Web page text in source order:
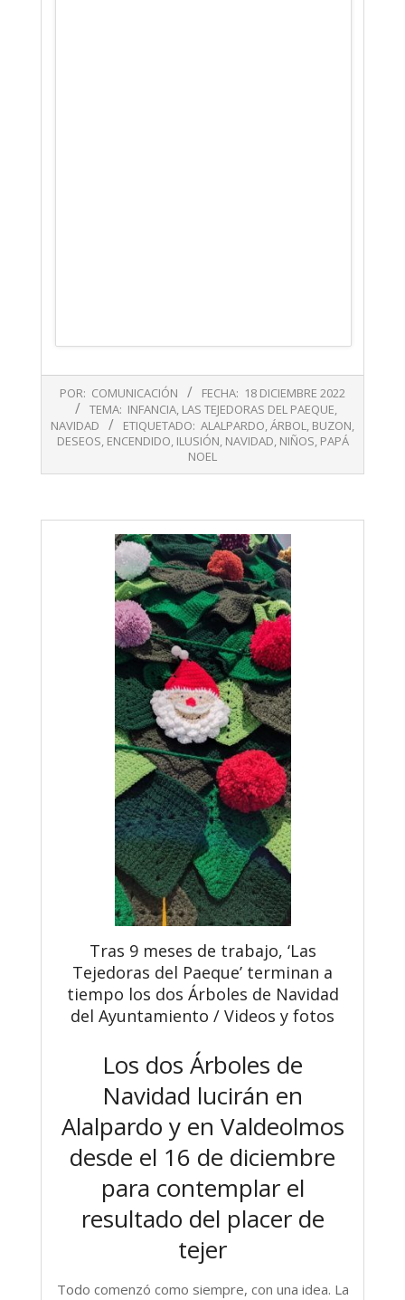
12-
18
POR: COMUNICACIÓN FECHA: 18 DICIEMBRE 2022
TEMA: INFANCIA, LAS TEJEDORAS DEL PAEQUE,
NAVIDAD
ETIQUETADO: ALALPARDO,ÁRBOL, BUZON,
DESEOS, ENCENDIDO, ILUSIÓN, NAVIDAD, NIÑOS, PAPÁ
NOEL
Tras 9 meses de trabajo, ‘Las
Tejedoras del Paeque’ terminan a
tiempo los dos Árboles de Navidad
del Ayuntamiento / Videos y fotos
Los dos Árboles de
Navidad lucirán en
Alalpardo y en Valdeolmos
desde el 16 de diciembre
para contemplar el
resultado del placer de
tejer
Todo comenzó como siempre, con una idea. La